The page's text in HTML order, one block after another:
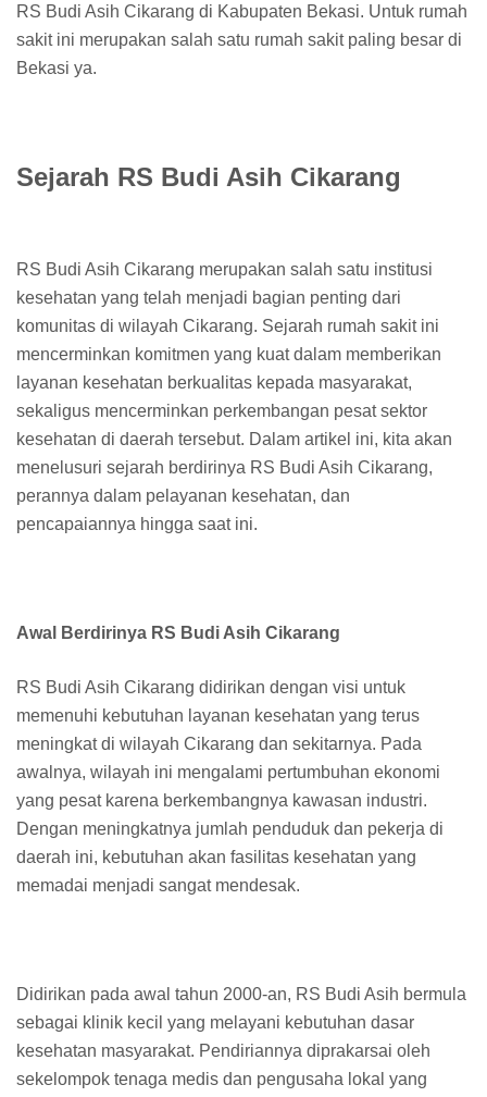
RS Budi Asih Cikarang di Kabupaten Bekasi. Untuk rumah
sakit ini merupakan salah satu rumah sakit paling besar di
Bekasi ya.
Sejarah RS Budi Asih Cikarang
RS Budi Asih Cikarang merupakan salah satu institusi
kesehatan yang telah menjadi bagian penting dari
komunitas di wilayah Cikarang. Sejarah rumah sakit ini
mencerminkan komitmen yang kuat dalam memberikan
layanan kesehatan berkualitas kepada masyarakat,
sekaligus mencerminkan perkembangan pesat sektor
kesehatan di daerah tersebut. Dalam artikel ini, kita akan
menelusuri sejarah berdirinya RS Budi Asih Cikarang,
perannya dalam pelayanan kesehatan, dan
pencapaiannya hingga saat ini.
Awal Berdirinya RS Budi Asih Cikarang
RS Budi Asih Cikarang didirikan dengan visi untuk
memenuhi kebutuhan layanan kesehatan yang terus
meningkat di wilayah Cikarang dan sekitarnya. Pada
awalnya, wilayah ini mengalami pertumbuhan ekonomi
yang pesat karena berkembangnya kawasan industri.
Dengan meningkatnya jumlah penduduk dan pekerja di
daerah ini, kebutuhan akan fasilitas kesehatan yang
memadai menjadi sangat mendesak.
Didirikan pada awal tahun 2000-an, RS Budi Asih bermula
sebagai klinik kecil yang melayani kebutuhan dasar
kesehatan masyarakat. Pendiriannya diprakarsai oleh
sekelompok tenaga medis dan pengusaha lokal yang